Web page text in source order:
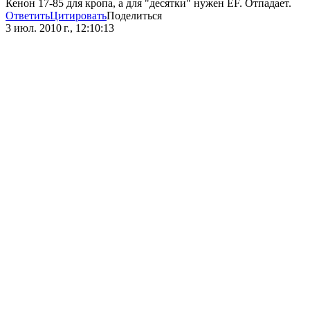
Кенон 17-85 для кропа, а для "десятки" нужен EF. Отпадает.
ОтветитьЦитироватьПоделиться
3 июл. 2010 г., 12:10:13